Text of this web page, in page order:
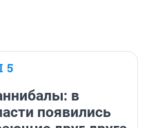
5
в
появились